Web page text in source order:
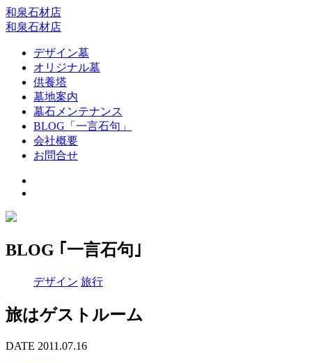
和泉石材店
和泉石材店
デザイン墓
オリジナル墓
供養塔
墓地案内
墓石メンテナンス
BLOG「一言石句」
会社概要
お問合せ
BLOG ｢一言石句｣
デザイン 旅行
旅はゲストルーム
DATE 2011.07.16